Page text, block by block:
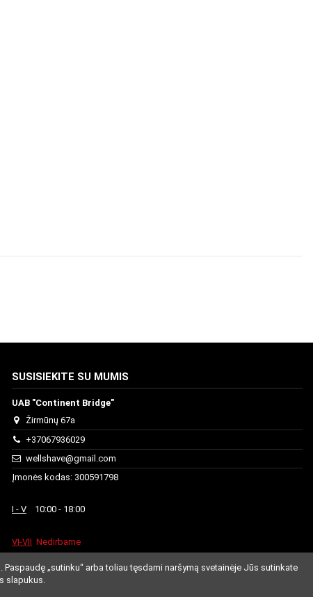
SUSISIEKITE SU MUMIS
UAB "Continent Bridge"
Žirmūnų 67a
+37067936029
wellshave@gmail.com
Įmonės kodas: 300591798
I - V 10:00 - 18:00
VI-VII Nedirbame
„sutinku“ arba toliau tęsdami naršymą svetainėje Jūs sutinkate
slapukus.